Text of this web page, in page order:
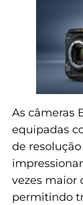
As câmeras
equipadas
de
vezes maior
permitindo